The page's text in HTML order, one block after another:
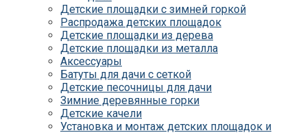
для дачи IgraGrad К
Детские площадки для дачи IgraGrad W
Детские площадки для дачи Выше всех
Детские площадки для дачи Romana
Детские уличные площадки IgraGrad X
Детские площадки для дачи ЛЕГЕНДА
ЛЕСА серия ВСЕСЕЗОННАЯ
Детские площадки Савушка 4 Сезона
Детские площадки Савушка Мастер
(Махагон)
Детские площадки с зимней горкой
Распродажа детских площадок
Детские площадки из дерева
Детские площадки из металла
Аксессуары
Батуты для дачи с сеткой
Детские песочницы для дачи
Зимние деревянные горки
Детские качели
Установка и монтаж детских площадок и